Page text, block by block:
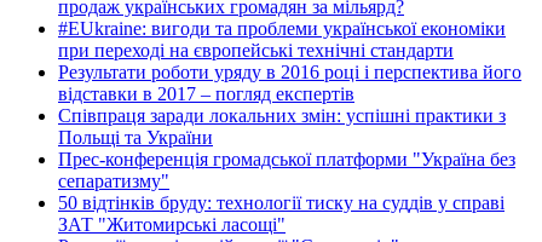
продаж українських громадян за мільярд?
#EUkraine: вигоди та проблеми української економіки
при переході на європейські технічні стандарти
Результати роботи уряду в 2016 році і перспектива його
відставки в 2017 – погляд експертів
Співпраця заради локальних змін: успішні практики з
Польщі та України
Прес-конференція громадської платформи "Україна без
сепаратизму"
50 відтінків бруду: технології тиску на суддів у справі
ЗАТ "Житомирські ласощі"